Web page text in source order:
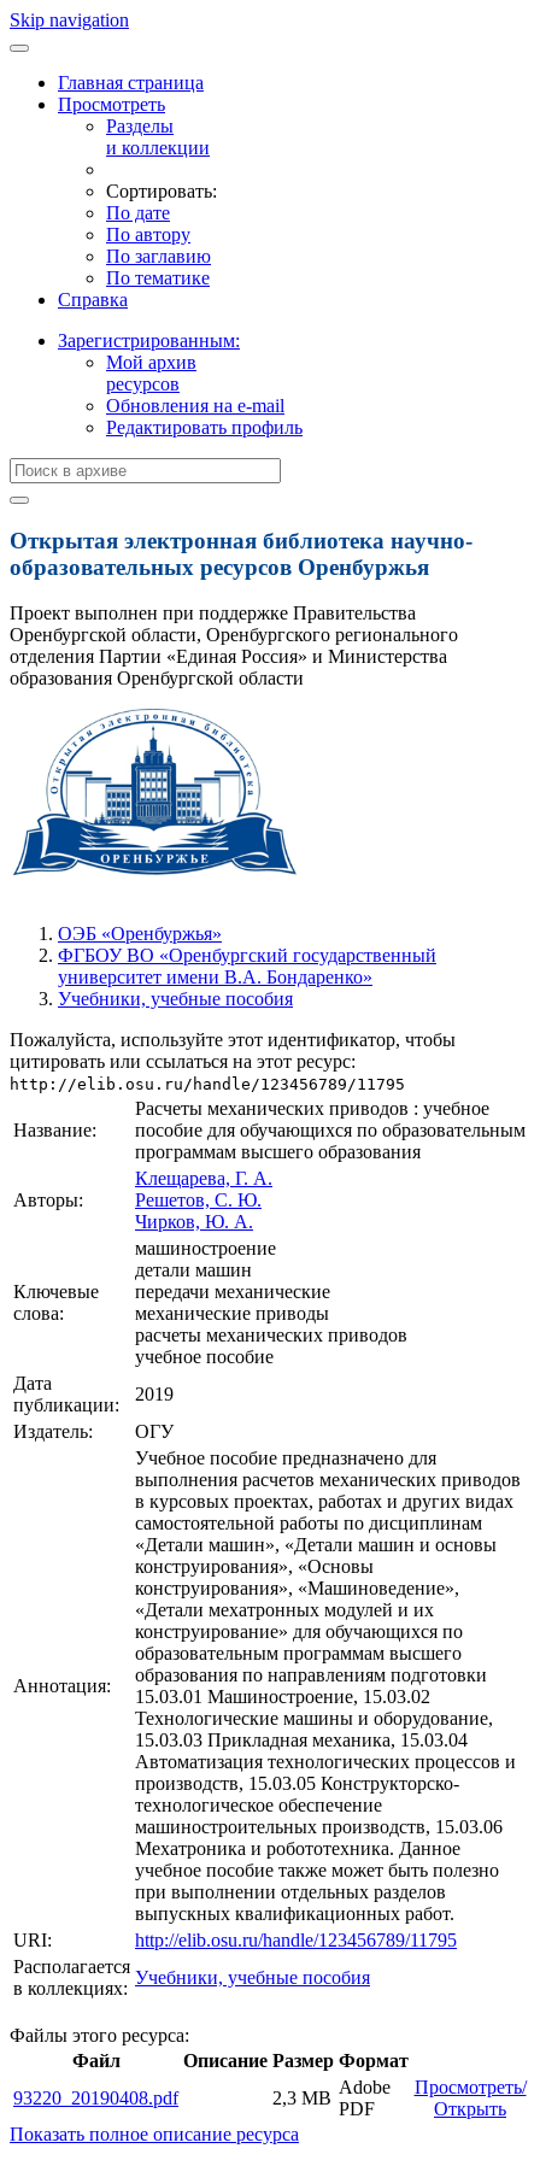
Skip navigation
Главная страница
Просмотреть
Разделы
и коллекции
Сортировать:
По дате
По автору
По заглавию
По тематике
Справка
Зарегистрированным:
Мой архив
ресурсов
Обновления на e-mail
Редактировать профиль
Открытая электронная библиотека научно-
образовательных ресурсов Оренбуржья
Проект выполнен при поддержке Правительства
Оренбургской области, Оренбургского регионального
отделения Партии «Единая Россия» и Министерства
образования Оренбургской области
ОЭБ «Оренбуржья»
ФГБОУ ВО «Оренбургский государственный
университет имени В.А. Бондаренко»
Учебники, учебные пособия
Пожалуйста, используйте этот идентификатор, чтобы
цитировать или ссылаться на этот ресурс:
http://elib.osu.ru/handle/123456789/11795
Название:
Расчеты механических приводов : учебное
пособие для обучающихся по образовательным
программам высшего образования
Авторы:
Клещарева, Г. А.
Решетов, С. Ю.
Чирков, Ю. А.
Ключевые
слова:
машиностроение
детали машин
передачи механические
механические приводы
расчеты механических приводов
учебное пособие
Дата
публикации:
2019
Издатель:
ОГУ
Аннотация:
Учебное пособие предназначено для
выполнения расчетов механических приводов
в курсовых проектах, работах и других видах
самостоятельной работы по дисциплинам
«Детали машин», «Детали машин и основы
конструирования», «Основы
конструирования», «Машиноведение»,
«Детали мехатронных модулей и их
конструирование» для обучающихся по
образовательным программам высшего
образования по направлениям подготовки
15.03.01 Машиностроение, 15.03.02
Технологические машины и оборудование,
15.03.03 Прикладная механика, 15.03.04
Автоматизация технологических процессов и
производств, 15.03.05 Конструкторско-
технологическое обеспечение
машиностроительных производств, 15.03.06
Мехатроника и робототехника. Данное
учебное пособие также может быть полезно
при выполнении отдельных разделов
выпускных квалификационных работ.
URI:
http://elib.osu.ru/handle/123456789/11795
Располагается
в коллекциях:
Учебники, учебные пособия
Файлы этого ресурса:
Файл
Описание Размер Формат
93220_20190408.pdf
2,3 MB
Adobe
PDF
Просмотреть/
Открыть
Показать полное описание ресурса